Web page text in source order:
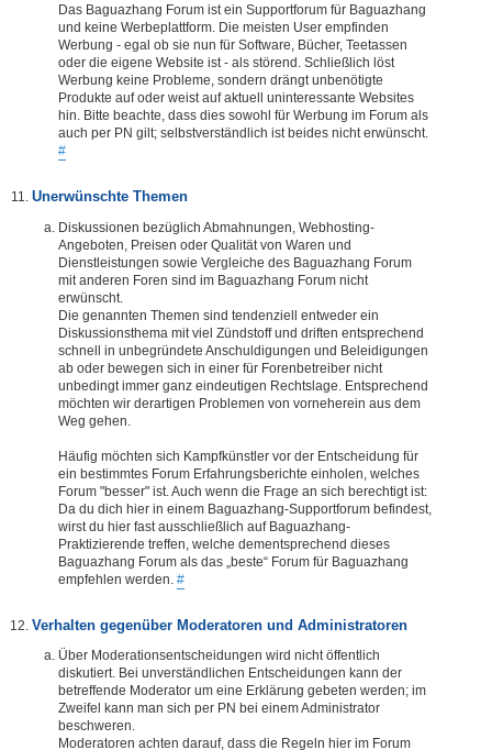
Das Baguazhang Forum ist ein Supportforum für Baguazhang
und keine Werbeplattform. Die meisten User empfinden
Werbung - egal ob sie nun für Software, Bücher, Teetassen
oder die eigene Website ist - als störend. Schließlich löst
Werbung keine Probleme, sondern drängt unbenötigte
Produkte auf oder weist auf aktuell uninteressante Websites
hin. Bitte beachte, dass dies sowohl für Werbung im Forum als
auch per PN gilt; selbstverständlich ist beides nicht erwünscht.
#
Unerwünschte Themen
Diskussionen bezüglich Abmahnungen, Webhosting-
Angeboten, Preisen oder Qualität von Waren und
Dienstleistungen sowie Vergleiche des Baguazhang Forum
mit anderen Foren sind im Baguazhang Forum nicht
erwünscht.
Die genannten Themen sind tendenziell entweder ein
Diskussionsthema mit viel Zündstoff und driften entsprechend
schnell in unbegründete Anschuldigungen und Beleidigungen
ab oder bewegen sich in einer für Forenbetreiber nicht
unbedingt immer ganz eindeutigen Rechtslage. Entsprechend
möchten wir derartigen Problemen von vorneherein aus dem
Weg gehen.
Häufig möchten sich Kampfkünstler vor der Entscheidung für
ein bestimmtes Forum Erfahrungsberichte einholen, welches
Forum "besser" ist. Auch wenn die Frage an sich berechtigt ist:
Da du dich hier in einem Baguazhang-Supportforum befindest,
wirst du hier fast ausschließlich auf Baguazhang-
Praktizierende treffen, welche dementsprechend dieses
Baguazhang Forum als das „beste“ Forum für Baguazhang
empfehlen werden. #
Verhalten gegenüber Moderatoren und Administratoren
Über Moderationsentscheidungen wird nicht öffentlich
diskutiert. Bei unverständlichen Entscheidungen kann der
betreffende Moderator um eine Erklärung gebeten werden; im
Zweifel kann man sich per PN bei einem Administrator
beschweren.
Moderatoren achten darauf, dass die Regeln hier im Forum